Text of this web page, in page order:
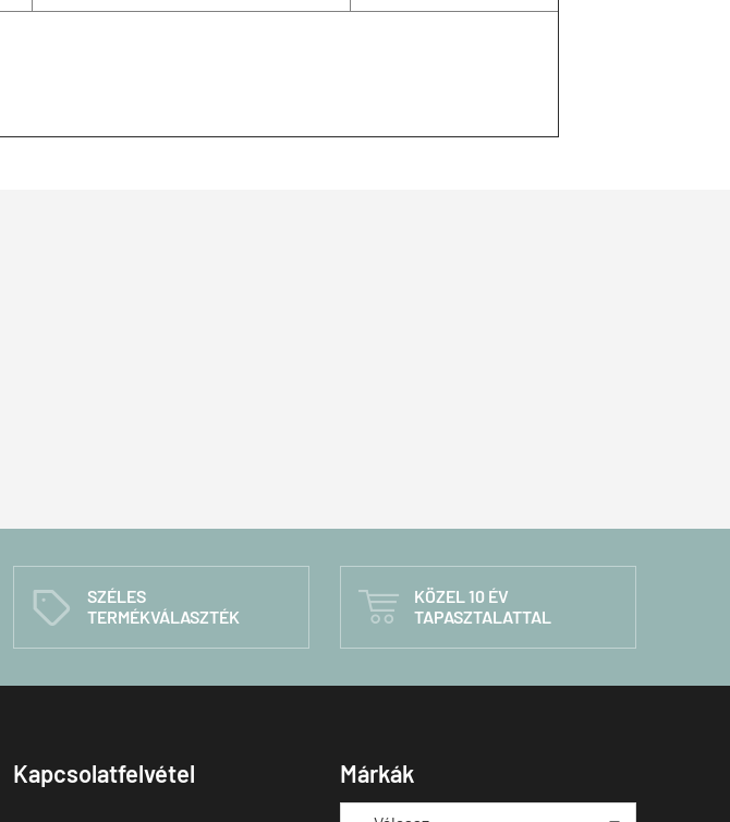
C
SZÉLES
TERMÉKVÁLASZTÉK

KÖZEL 10 ÉV
TAPASZTALATTAL
Kapcsolatfelvétel Márkák